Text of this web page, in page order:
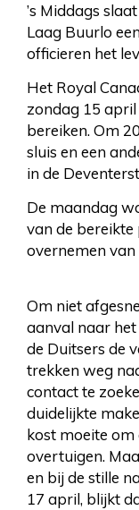
’s Middags
Laag Buurlo
officieren het
Het Royal
zondag 15
bereiken. Om
sluis en een
in de
De maandag
van de
overnemen
Om niet
aanval naar
de Duitsers de
trekken weg
contact te
duidelijkte
kost moeite om
overtuigen.
en bij de stille
17 april, blijkt